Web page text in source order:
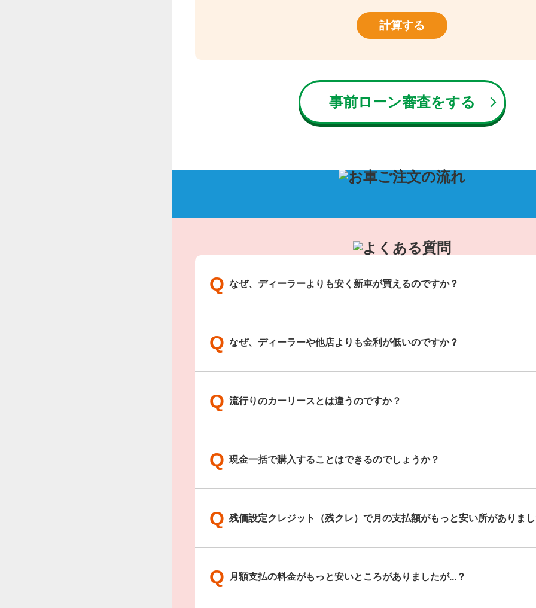
計算する
事前ローン審査をする
Q なぜ、ディーラーよりも安く新車が買えるのですか？
Q なぜ、ディーラーや他店よりも金利が低いのですか？
Q 流行りのカーリースとは違うのですか？
Q 現金一括で購入することはできるのでしょうか？
Q 残価設定クレジット（残クレ）で月の支払額がもっと安い所がありま
Q 月額支払の料金がもっと安いところがありましたが...？